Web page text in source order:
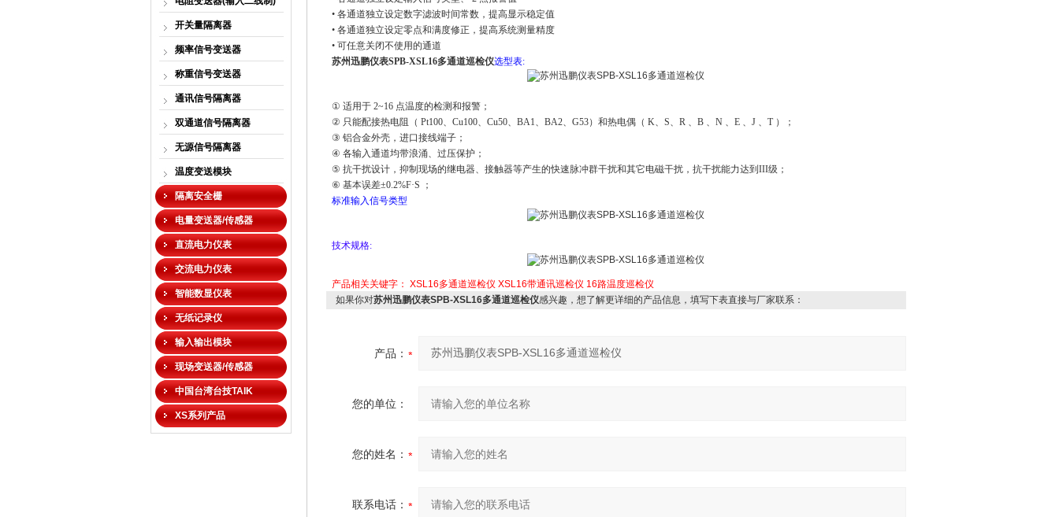
开关量隔离器
频率信号变送器
称重信号变送器
通讯信号隔离器
双通道信号隔离器
无源信号隔离器
温度变送模块
隔离安全栅
电量变送器/传感器
直流电力仪表
交流电力仪表
智能数显仪表
无纸记录仪
输入输出模块
现场变送器/传感器
中国台湾台技TAIK
XS系列产品
• 各通道独立设定数字滤波时间常数，提高显示稳定值
• 各通道独立设定零点和满度修正，提高系统测量精度
• 可任意关闭不使用的通道
苏州迅鹏仪表SPB-XSL16多通道巡检仪选型表:
① 适用于 2~16 点温度的检测和报警；
② 只能配接热电阻（ Pt100、 Cu100、 Cu50、 BA1、 BA2、 G53）和热电偶（ K、 S、 R 、 B 、 N 、 E 、 J 、 T ）；
③ 铝合金外壳，进口接线端子；
④ 各输入通道均带浪涌、过压保护；
⑤ 抗干扰设计，抑制现场的继电器、接触器等产生的快速脉冲群干扰和其它电磁干扰，抗干扰能力达到 III级；
⑥ 基本误差±0.2%F·S
；
标准输入信号类型
技术规格:
产品相关关键字： XSL16多通道巡检仪 XSL16带通讯巡检仪 16路温度巡检仪
如果你对苏州迅鹏仪表SPB-XSL16多通道巡检仪感兴趣，想了解更详细的产品信息，填写下表直接与厂家联系：
产品：
您的单位：
您的姓名：
联系电话：